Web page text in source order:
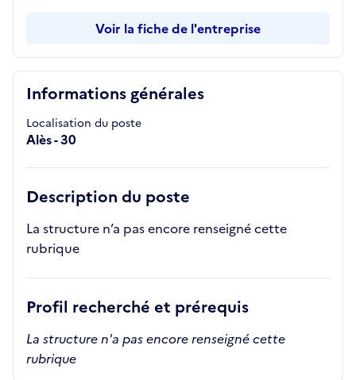
Informations générales
Localisation du poste
Alès - 30
Description du poste
La structure n’a pas encore renseigné cette
rubrique
Profil recherché et prérequis
La structure n'a pas encore renseigné cette
rubrique
Voir la fiche de l'entreprise